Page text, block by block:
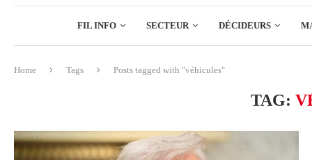
FIL INFO SECTEUR
BOURSE
FINANCE
DÉCIDEURS
Home Tags Posts tagged with "véhicules"
TAG: